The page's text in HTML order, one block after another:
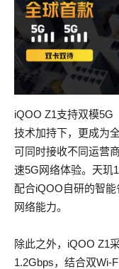
iQOO Z1支持双模5G
技术加持下，更成为
可同时接收不同运营
速5G网络体验。天玑
配合iQOO自研的智
网络能力。
除此之外，iQOO Z1
1.2Gbps，结合双Wi-